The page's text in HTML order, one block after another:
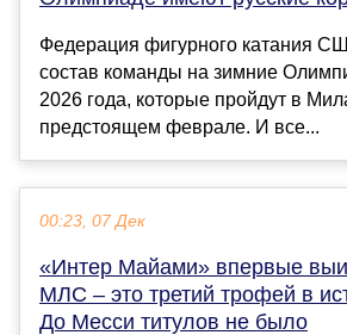
Федерация фигурного катания
состав команды на зимние
2026 года, которые пройдут в
предстоящем феврале. И все...
00:23, 07 Дек
«Интер Майами» впервые
МЛС – это третий трофей в
До Месси титулов не было